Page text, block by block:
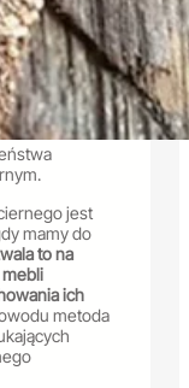
jest
mamy do
to na
ich
metoda